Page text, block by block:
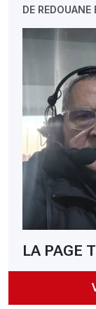
DE REDOUANE
LA PAGE